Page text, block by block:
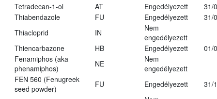
Tetradecan-1-ol
AT Engedélyezett
31/
Thiabendazole
FU Engedélyezett
31/
Thiacloprid
IN
Nem
engedélyezett
Thiencarbazone
HB Engedélyezett
01/
Fenamiphos (aka
phenamiphos)
NE
Nem
engedélyezett
FEN 560 (Fenugreek
seed powder)
FU Engedélyezett 31/